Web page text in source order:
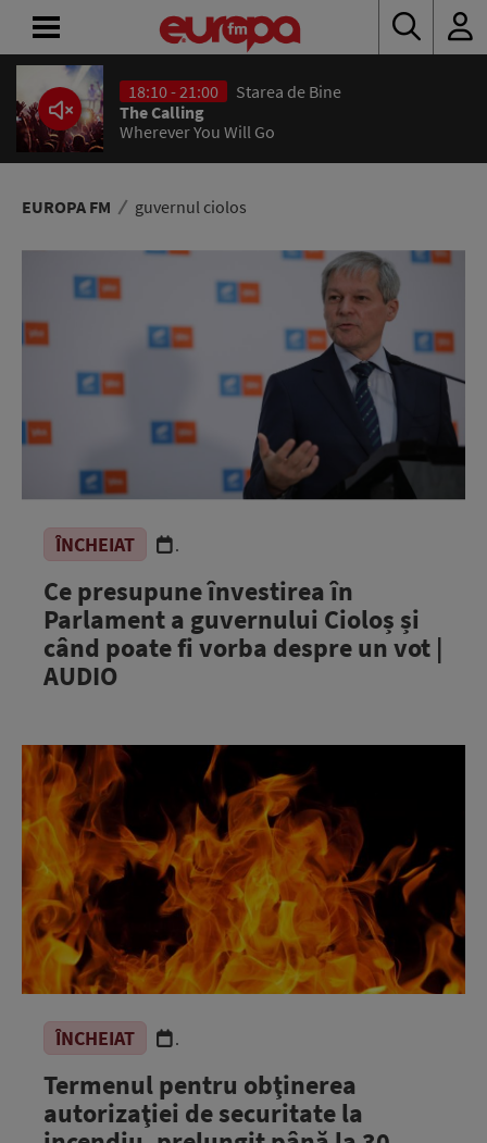
18:10 - 21:00
Starea de Bine
The Calling
Wherever You Will Go
EUROPA FM guvernul ciolos
ÎNCHEIAT .
Ce presupune învestirea în
Parlament a guvernului Cioloș și
când poate fi vorba despre un vot |
AUDIO
ÎNCHEIAT .
Termenul pentru obţinerea
autorizaţiei de securitate la
ACASĂ
ȘTIRI
RADIO
CONCURSURI
ASCULTĂ
LIVE